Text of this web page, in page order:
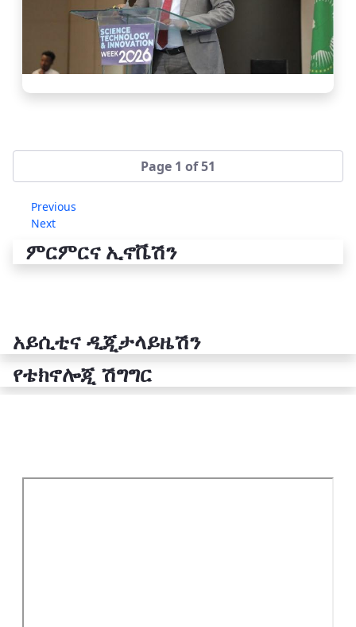
Page 1 of 51
Next
ምርምርና ኢኖቬሽን
የቴክኖሎጂ ሽግግር